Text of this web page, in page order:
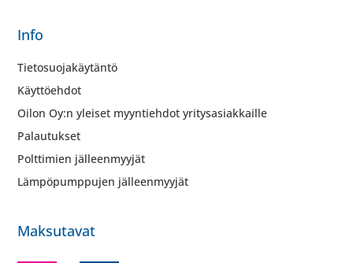
Info
Tietosuojakäytäntö
Käyttöehdot
Oilon Oy:n yleiset myyntiehdot yritysasiakkaille
Palautukset
Polttimien jälleenmyyjät
Lämpöpumppujen jälleenmyyjät
Maksutavat